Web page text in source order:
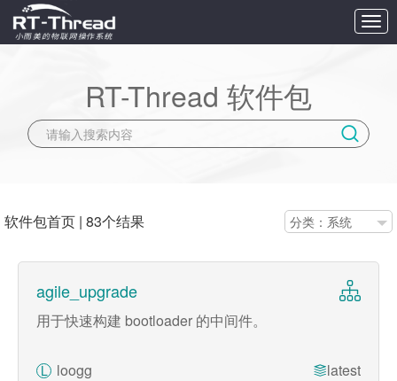
切
换
RT-Thread 软件包
软件包首页 | 83个结果 分类：系统
agile_upgrade
用于快速构建 bootloader 的中间件。
L loogg latest